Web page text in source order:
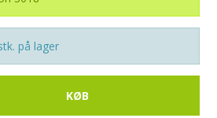
på lager
KØB